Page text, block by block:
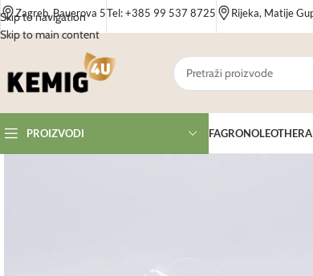
Skip to navigation
Skip to main content
Zagreb, Bauerova 5Tel: +385 99 537 8725 Rijeka, Matije
PROIZVODI FAGRON